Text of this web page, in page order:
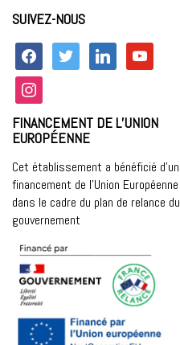
SUIVEZ-NOUS
facebook twitter linkedin
youtube
instagram
FINANCEMENT DE L’UNION
EUROPÉENNE
Cet établissement a bénéficié d’un
financement de l’Union Européenne
dans le cadre du plan de relance du
gouvernement